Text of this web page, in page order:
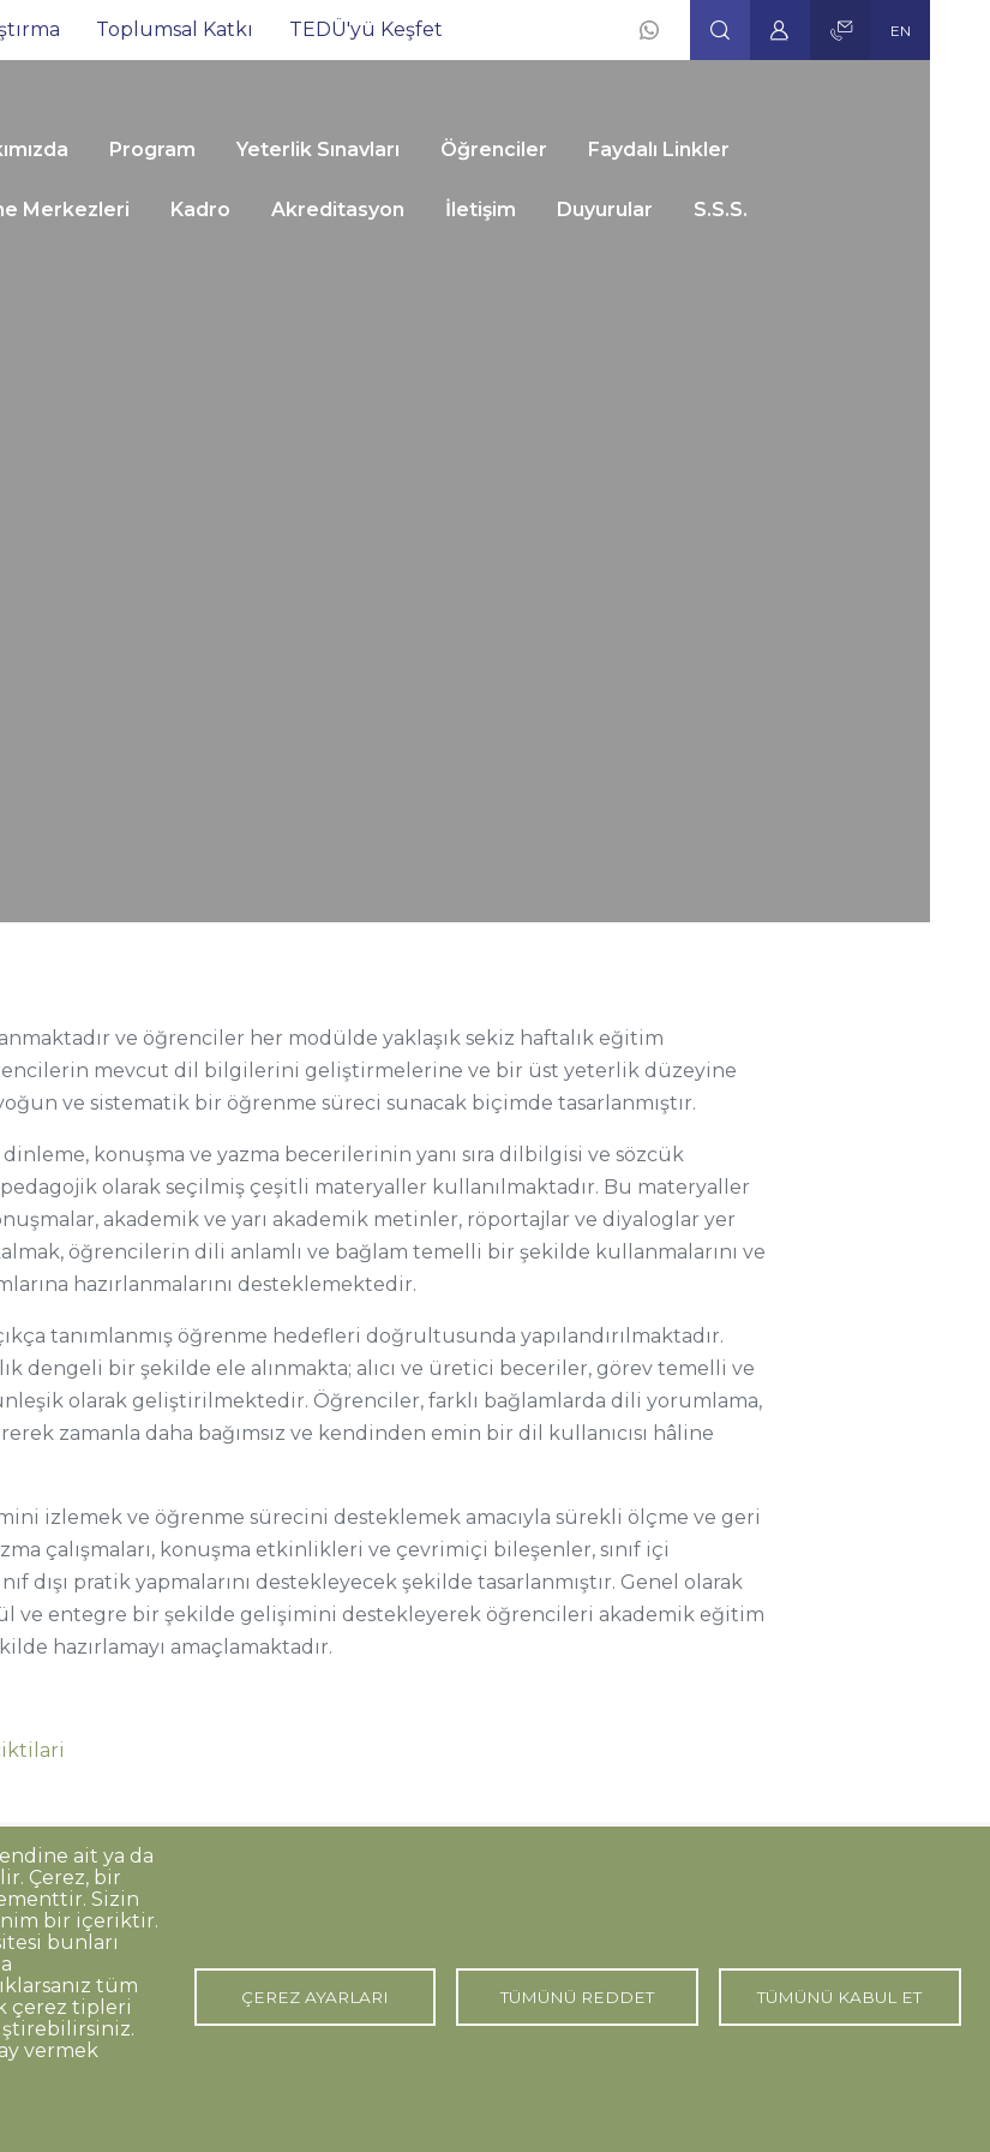
Toplumsal Katkı TEDÜ'yü Keşfet
Social
EN
Program Yeterlik Sınavları Öğrenciler Faydalı Linkler
Merkezleri Kadro Akreditasyon İletişim Duyurular S.S.S.
ve öğrenciler her modülde yaklaşık sekiz haftalık eğitim
mevcut dil bilgilerini geliştirmelerine ve bir üst yeterlik düzeyine
ve sistematik bir öğrenme süreci sunacak biçimde tasarlanmıştır.
konuşma ve yazma becerilerinin yanı sıra dilbilgisi ve sözcük
olarak seçilmiş çeşitli materyaller kullanılmaktadır. Bu materyaller
akademik ve yarı akademik metinler, röportajlar ve diyaloglar yer
öğrencilerin dili anlamlı ve bağlam temelli bir şekilde kullanmalarını ve
hazırlanmalarını desteklemektedir.
tanımlanmış öğrenme hedefleri doğrultusunda yapılandırılmaktadır.
dengeli bir şekilde ele alınmakta; alıcı ve üretici beceriler, görev temelli ve
olarak geliştirilmektedir. Öğrenciler, farklı bağlamlarda dili yorumlama,
zamanla daha bağımsız ve kendinden emin bir dil kullanıcısı hâline
izlemek ve öğrenme sürecini desteklemek amacıyla sürekli ölçme ve geri
çalışmaları, konuşma etkinlikleri ve çevrimiçi bileşenler, sınıf içi
dışı pratik yapmalarını destekleyecek şekilde tasarlanmıştır. Genel olarak
ve entegre bir şekilde gelişimini destekleyerek öğrencileri akademik eğitim
hazırlamayı amaçlamaktadır.
ait ya da
Çerez, bir
Sizin
bir içeriktir.
bunları
tüm
çerez tipleri
vermek
ÇEREZ AYARLARI TÜMÜNÜ REDDET TÜMÜNÜ KABUL ET
Gizlilik Politikası
Çankaya ANKARA